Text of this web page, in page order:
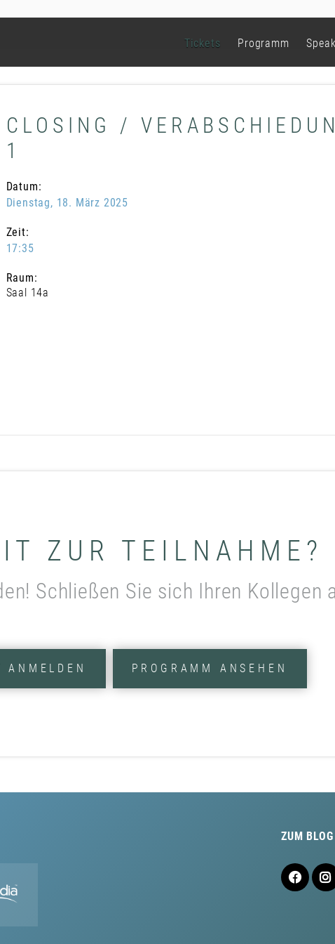
Tickets Programm
CLOSING /
1
Datum:
Dienstag, 18. März 2025
Zeit:
17:35
Raum:
Saal 14a
ZUR TEILNAHME?
Schließen Sie sich Ihren Kollegen
ANMELDEN PROGRAMM ANSEHEN
ZUM